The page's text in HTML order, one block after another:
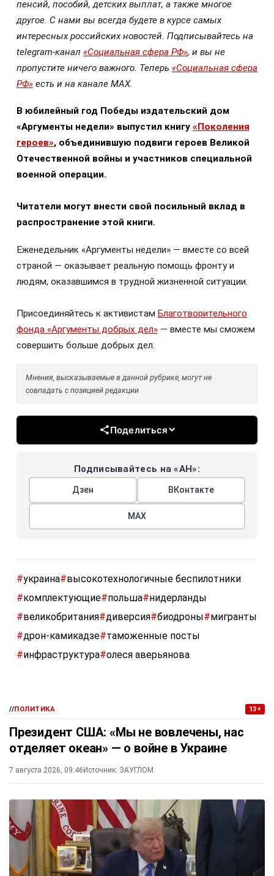
пенсий, пособий, детских выплат, а также многое
другое. С нами вы всегда будете в курсе самых
интересных российских новостей. Подписывайтесь на
telegram-канал «Социальная сфера РФ», и вы не
пропустите ничего важного. Теперь «Социальная сфера
РФ» есть и на канале МАХ.
В юбилейный год Победы издательский дом
«Аргументы недели» выпустил книгу «Поколения
героев», объединившую подвиги героев Великой
Отечественной войны и участников специальной
военной операции.
Читатели могут внести свой посильный вклад в
распространение этой книги.
Еженедельник «Аргументы недели» — вместе со всей
страной — оказывает реальную помощь фронту и
людям, оказавшимся в трудной жизненной ситуации.
Присоединяйтесь к активистам Благотворительного
фонда «Аргументы добрых дел» — вместе мы сможем
совершить больше добрых дел.
Мнения, высказываемые в данной рубрике, могут не
совпадать с позицией редакции
Поделиться
Подписывайтесь на «АН»:
Дзен ВКонтакте
МАХ
#украина#высокотехнологичные беспилотники
#комплектующие#польша#нидерланды
#великобритания#диверсия#биодроны#мигранты
#дрон-камикадзе#таможенные посты
#инфраструктура#олеся аверьянова
//ПОЛИТИКА 13+
Президент США: «Мы не вовлечены, нас
отделяет океан» — о войне в Украине
7 августа 2026, 09:46Источник: ЗАУГЛОМ